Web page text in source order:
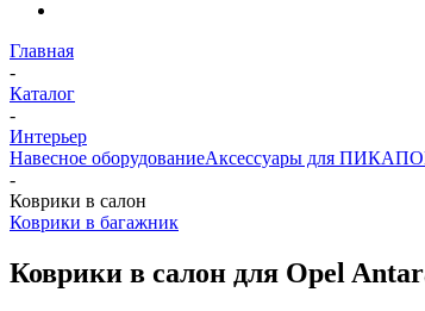
Главная
-
Каталог
-
Интерьер
Навесное оборудованиеАксессуары для
-
Коврики в салон
Коврики в багажник
Коврики в салон для Opel